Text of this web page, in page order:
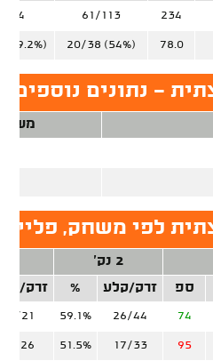
234
61/113
74
78.0
20/38 (54%)
(39.2%)
- נתונים נוספים,
לפי משחק,
2 נק'
ספ זרק/קלע % זרק/
74
26/44
59.1%
7/21
95
17/33
51.5%
9/26